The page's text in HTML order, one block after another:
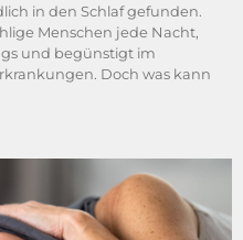
in den Schlaf gefunden.
Menschen jede Nacht,
und begünstigt im
Doch was kann